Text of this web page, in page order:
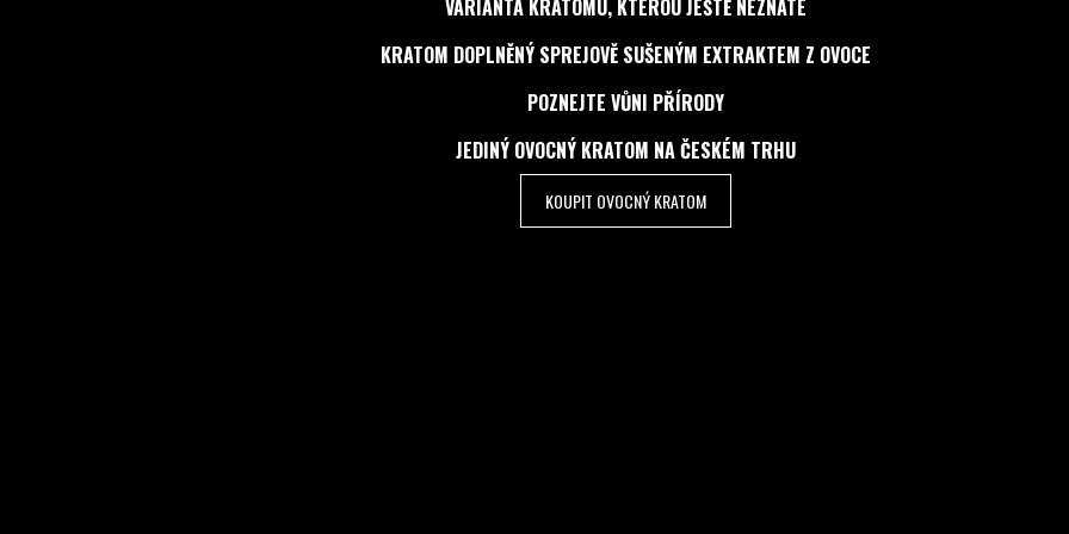
VARIANTA KRATOMU, KTEROU JEŠTĚ NEZNÁTE
KRATOM DOPLNĚNÝ SPREJOVĚ SUŠENÝM EXTRAKTEM Z OVOCE
POZNEJTE VŮNI PŘÍRODY
JEDINÝ OVOCNÝ KRATOM NA ČESKÉM TRHU
KOUPIT OVOCNÝ KRATOM